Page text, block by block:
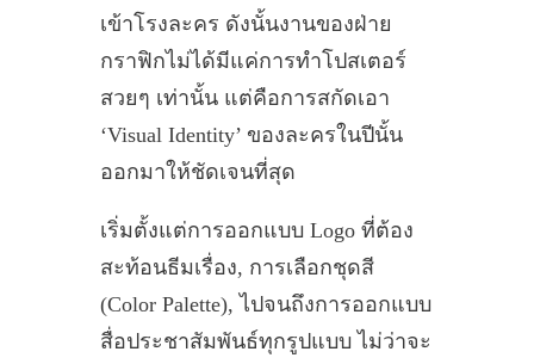
เข้าโรงละคร ดังนั้นงานของฝ่าย
กราฟิกไม่ได้มีแค่การทำโปสเตอร์
สวยๆ เท่านั้น แต่คือการสกัดเอา
‘Visual Identity’ ของละครในปีนั้น
ออกมาให้ชัดเจนที่สุด
เริ่มตั้งแต่การออกแบบ Logo ที่ต้อง
สะท้อนธีมเรื่อง, การเลือกชุดสี
(Color Palette), ไปจนถึงการออกแบบ
สื่อประชาสัมพันธ์ทุกรูปแบบ ไม่ว่าจะ